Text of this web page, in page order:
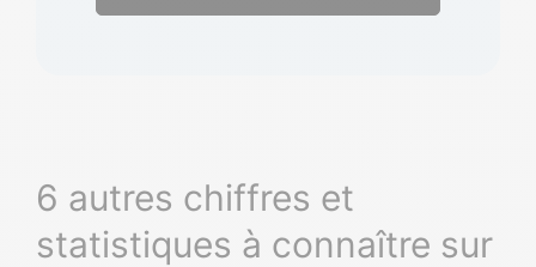
6 autres chiffres et
statistiques à connaître sur